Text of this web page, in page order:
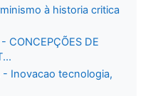
à historia critica
CONCEPÇÕES DE
- Inovacao tecnologia,